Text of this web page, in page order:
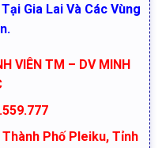
Gia Lai Và Các Vùng
VIÊN TM – DV MINH
Phố Pleiku, Tỉnh